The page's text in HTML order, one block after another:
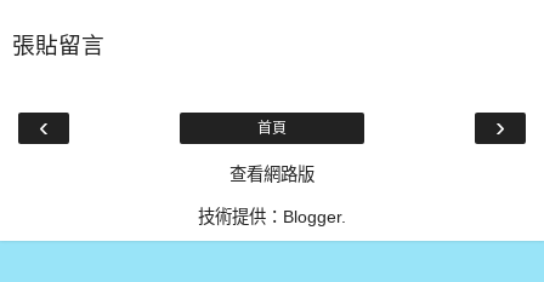
張貼留言
‹ ›
首頁
查看網路版
技術提供： Blogger.